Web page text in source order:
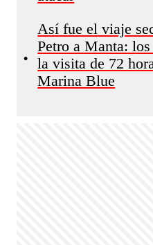
•
Así fue el viaje
Petro a Manta:
la visita de 72
Marina Blue